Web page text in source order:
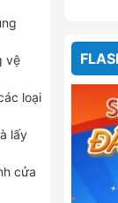
vệ
loại
lấy
cửa